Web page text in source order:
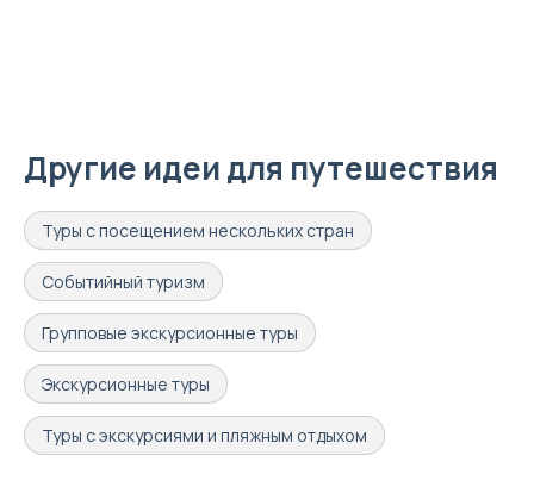
Другие идеи для путешествия
Туры с посещением нескольких стран
Событийный туризм
Групповые экскурсионные туры
Экскурсионные туры
Туры с экскурсиями и пляжным отдыхом